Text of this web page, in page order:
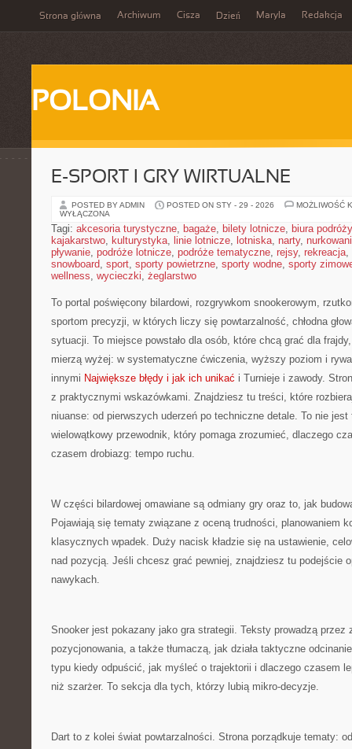
Strona główna Archiwum Cisza Dzień Maryla Redakcja
POLONIA
E-SPORT I GRY WIRTUALNE
POSTED BY ADMIN POSTED ON STY - 29 - 2026
MOŻLIWOŚĆ
WYŁĄCZONA
Tagi: akcesoria turystyczne, bagaże, bilety lotnicze, biura podróży
kajakarstwo, kulturystyka, linie lotnicze, lotniska, narty,
pływanie, podróże lotnicze, podróże tematyczne, rejsy, rekreacja,
snowboard, sport, sporty powietrzne, sporty wodne, sporty
wellness, wycieczki, żeglarstwo
To portal poświęcony bilardowi, rozgrywkom snookerowym,
sportom precyzji, w których liczy się powtarzalność, chłodna
sytuacji. To miejsce powstało dla osób, które chcą grać dla
mierzą wyżej: w systematyczne ćwiczenia, wyższy poziom i
innymi Największe błędy i jak ich unikać i Turnieje i zawody.
z praktycznymi wskazówkami. Znajdziesz tu treści, które
niuanse: od pierwszych uderzeń po techniczne detale. To nie
wielowątkowy przewodnik, który pomaga zrozumieć, dlaczego
czasem drobiazg: tempo ruchu.
W części bilardowej omawiane są odmiany gry oraz to, jak
Pojawiają się tematy związane z oceną trudności, planowaniem
klasycznych wpadek. Duży nacisk kładzie się na ustawienie,
nad pozycją. Jeśli chcesz grać pewniej, znajdziesz tu podejście
nawykach.
Snooker jest pokazany jako gra strategii. Teksty prowadzą przez
pozycjonowania, a także tłumaczą, jak działa taktyczne
typu kiedy odpuścić, jak myśleć o trajektorii i dlaczego czasem
niż szarżer. To sekcja dla tych, którzy lubią mikro-decyzje.
Dart to z kolei świat powtarzalności. Strona porządkuje tematy: